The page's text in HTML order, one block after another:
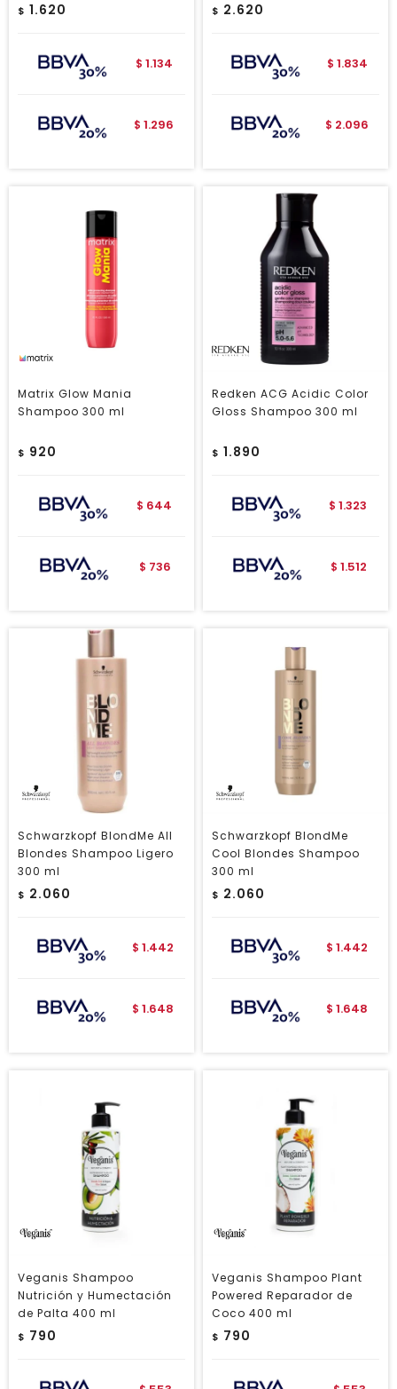
$ 1.620
$ 1.134
$ 1.296
$ 2.620
$ 1.834
$ 2.096
Matrix Glow Mania
Shampoo 300 ml
$ 920
$ 644
$ 736
Redken ACG Acidic Color
Gloss Shampoo 300 ml
$ 1.890
$ 1.323
$ 1.512
Schwarzkopf BlondMe All
Blondes Shampoo Ligero
300 ml
$ 2.060
$ 1.442
$ 1.648
Schwarzkopf BlondMe
Cool Blondes Shampoo
300 ml
$ 2.060
$ 1.442
$ 1.648
Veganis Shampoo
Nutrición y Humectación
de Palta 400 ml
$ 790
Veganis Shampoo Plant
Powered Reparador de
Coco 400 ml
$ 790